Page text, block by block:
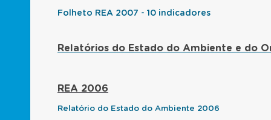
Folheto REA 2007 - 10 indicadores
Relatórios do Estado do Ambiente e do
REA 2006
Relatório do Estado do Ambiente 2006